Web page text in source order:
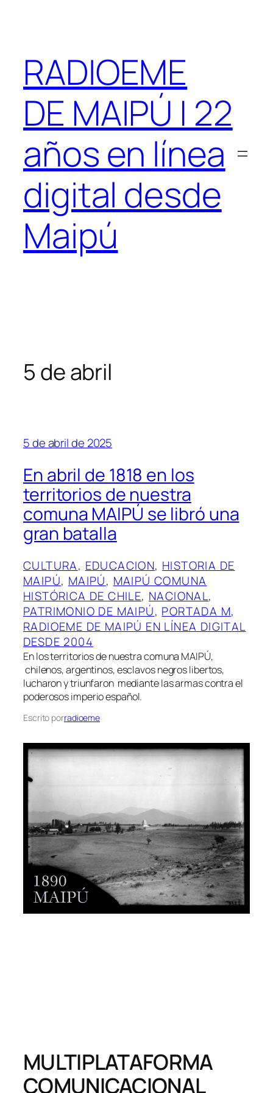
RADIOEME
DE MAIPÚ | 22
años en línea
digital desde
Maipú
5 de abril
5 de abril de 2025
En abril de 1818 en los
territorios de nuestra
comuna MAIPÚ se libró una
gran batalla
CULTURA, EDUCACION, HISTORIA DE
MAIPÚ, MAIPÚ, MAIPÚ COMUNA
HISTÓRICA DE CHILE, NACIONAL
PATRIMONIO DE MAIPÚ, PORTADA M
RADIOEME DE MAIPÚ EN LÍNEA DIGITAL
DESDE 2004
En los territorios de nuestra comuna MAIPÚ,
chilenos, argentinos, esclavos negros libertos,
lucharon y triunfaron mediante las armas contra el
poderosos imperio español.
Escrito porradioeme
MULTIPLATAFORMA
COMUNICACIONAL